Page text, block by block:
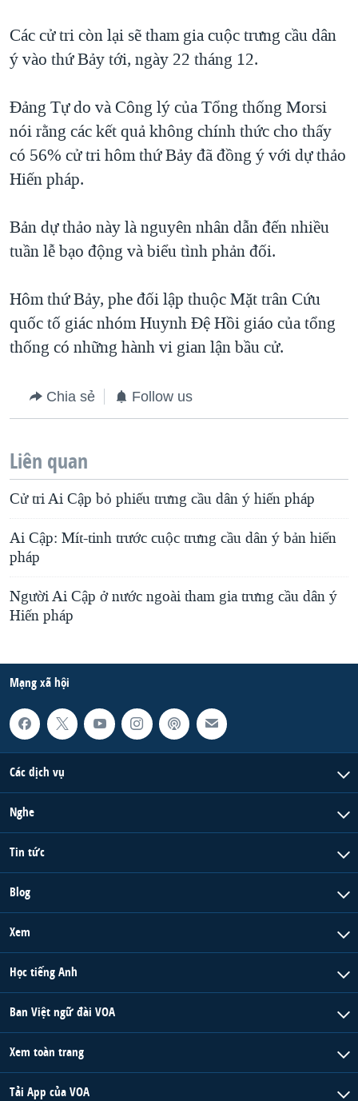
QUAN HỆ VIỆT MỸ
Các cử tri còn lại sẽ tham gia cuộc trưng cầu dân
ý vào thứ Bảy tới, ngày 22 tháng 12.
Đảng Tự do và Công lý của Tổng thống Morsi
nói rằng các kết quả không chính thức cho thấy
có 56% cử tri hôm thứ Bảy đã đồng ý với dự thảo
Hiến pháp.
Bản dự thảo này là nguyên nhân dẫn đến nhiều
tuần lễ bạo động và biểu tình phản đối.
Hôm thứ Bảy, phe đối lập thuộc Mặt trân Cứu
quốc tố giác nhóm Huynh Đệ Hồi giáo của tổng
thống có những hành vi gian lận bầu cử.
Chia sẻ Follow us
Liên quan
Cử tri Ai Cập bỏ phiếu trưng cầu dân ý hiến pháp
Ai Cập: Mít-tinh trước cuộc trưng cầu dân ý bản hiến
pháp
Người Ai Cập ở nước ngoài tham gia trưng cầu dân ý
Hiến pháp
Mạng xã hội
Các dịch vụ
Nghe
Tin tức
Blog
Xem
Học tiếng Anh
Ban Việt ngữ đài VOA
Xem toàn trang
Tải App của VOA